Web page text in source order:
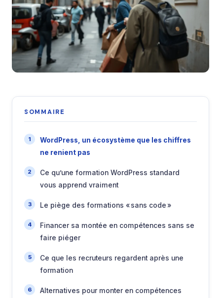
SOMMAIRE
WordPress, un écosystème que les chiffres
ne renient pas
Ce qu’une formation WordPress standard
vous apprend vraiment
Le piège des formations « sans code »
Financer sa montée en compétences sans se
faire piéger
Ce que les recruteurs regardent après une
formation
Alternatives pour monter en compétences